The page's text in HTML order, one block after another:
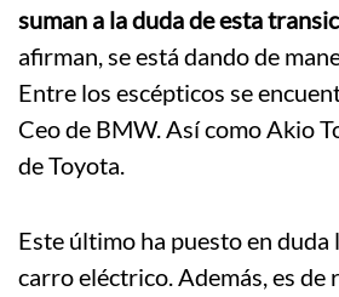
suman a la duda de esta
afirman, se está dando de
Entre los escépticos se
Ceo de BMW. Así como Akio
de Toyota.
Este último ha puesto en duda
carro eléctrico. Además, es de